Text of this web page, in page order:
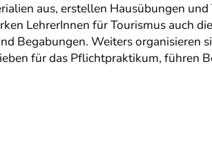
aus, erstellen Hausübungen und
LehrerInnen für Tourismus auch
Begabungen. Weiters organisieren
für das Pflichtpraktikum, führen